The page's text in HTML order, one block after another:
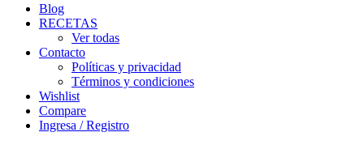
Blog
RECETAS
Ver todas
Contacto
Políticas y privacidad
Términos y condiciones
Wishlist
Compare
Ingresa / Registro